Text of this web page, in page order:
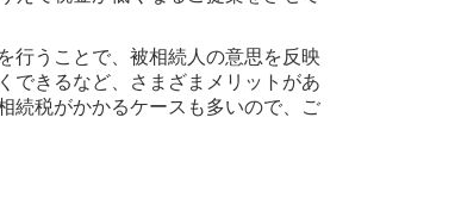
行うことで、被相続人の意思を反映
できるなど、さまざまメリットがあ
続税がかかるケースも多いので、ご